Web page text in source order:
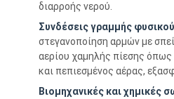
Ποιοτικός έλεγχος
Μας ελάτε σε επαφή με
διαρροής νερού.
Συνδέσεις γραμμής
στεγανοποίηση αρμών με
αερίου χαμηλής πίεσης όπως
και πεπιεσμένος αέρας,
Βιομηχανικές και χημικές